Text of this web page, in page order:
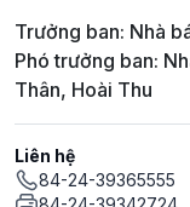
Trưởng ban: Nhà
Phó trưởng ban:
Thân, Hoài Thu
Liên hệ
84-24-39365555